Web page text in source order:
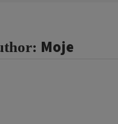
Moje